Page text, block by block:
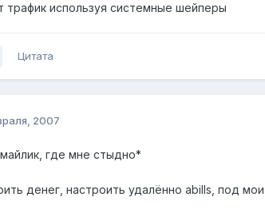
трафик используя системные шейперы
Цитата
2007
где мне стыдно*
денег, настроить удалённо abills, под